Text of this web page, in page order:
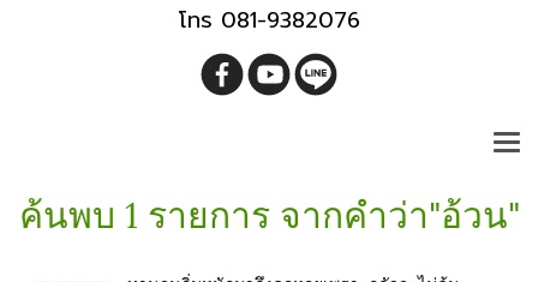
โทร 081-9382076
ค้นพบ 1 รายการ จากคำว่า"อ้วน"